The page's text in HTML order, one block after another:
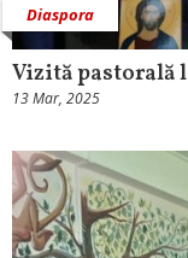
Diaspora
Vizită pastorală
13 Mar, 2025